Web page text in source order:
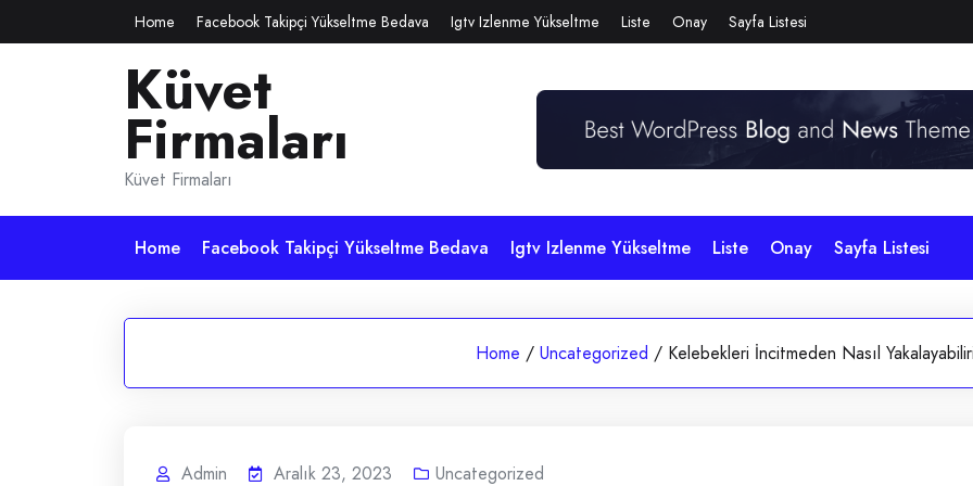
to
Home Facebook Takipçi Yükseltme Bedava Igtv Izlenme Yükseltme Liste Onay Sayfa Listesi
Küvet
Firmaları
Küvet Firmaları
Home Facebook Takipçi Yükseltme Bedava Igtv Izlenme Yükseltme Liste Onay Sayfa Listesi
Home / Uncategorized / Kelebekleri İncitmeden Nasıl
Admin Aralık 23, 2023 Uncategorized